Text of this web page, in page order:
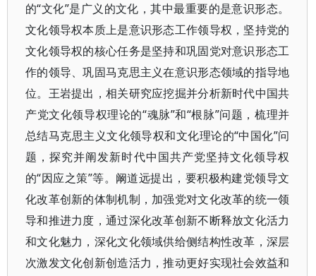
的“文化”是广义的文化，其中最重要的是意识形态。
文化领导权本质上是意识形态工作领导权，坚持党的
文化领导权的核心任务是坚持和巩固党对意识形态工
作的领导、巩固马克思主义在意识形态领域的指导地
位。王岩提出，相关研究应挖掘并分析新时代中国共
产党文化领导权理论的“魂脉”和“根脉”问题，梳理并
总结马克思主义文化领导权和文化理论的“中国化”问
题，探究并阐发新时代中国共产党坚持文化领导权
的“因应之策”等。阚道远提出，要积极构建党领导文
化改革创新的体制机制，加强党对文化改革的统一领
导和推进力度，通过深化改革创新不断释放文化活力
和文化魅力，深化文化领域供给侧结构性改革，深层
次激发文化创新创造活力，推动更好实现社会效益和